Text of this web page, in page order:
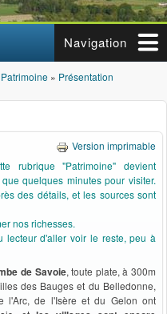
Navigation
Patrimoine » Présentation
Version imprimable
rubrique "Patrimoine" devient
quelques minutes pour visiter.
des détails, et les sources sont
nos richesses.
lecteur d'aller voir le reste, peu à
de Savoie, toute plate, à 300m
des Bauges et du Belledonne,
l'Arc, de l'Isère et du Gelon ont